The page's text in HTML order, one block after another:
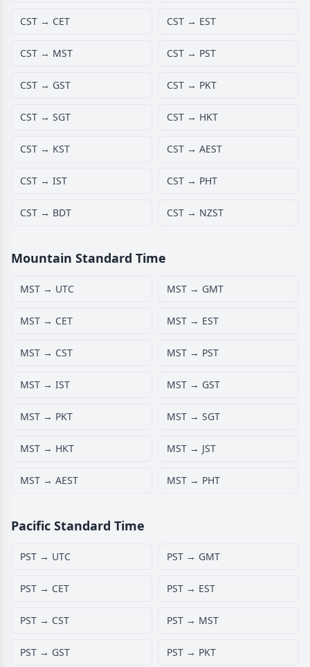
CST → CET CST → EST
CST → MST CST → PST
CST → GST CST → PKT
CST → SGT CST → HKT
CST → KST CST → AEST
CST → IST CST → PHT
CST → BDT CST → NZST
Mountain Standard Time
MST → UTC MST → GMT
MST → CET MST → EST
MST → CST MST → PST
MST → IST MST → GST
MST → PKT MST → SGT
MST → HKT MST → JST
MST → AEST MST → PHT
Pacific Standard Time
PST → UTC PST → GMT
PST → CET PST → EST
PST → CST PST → MST
PST → GST PST → PKT